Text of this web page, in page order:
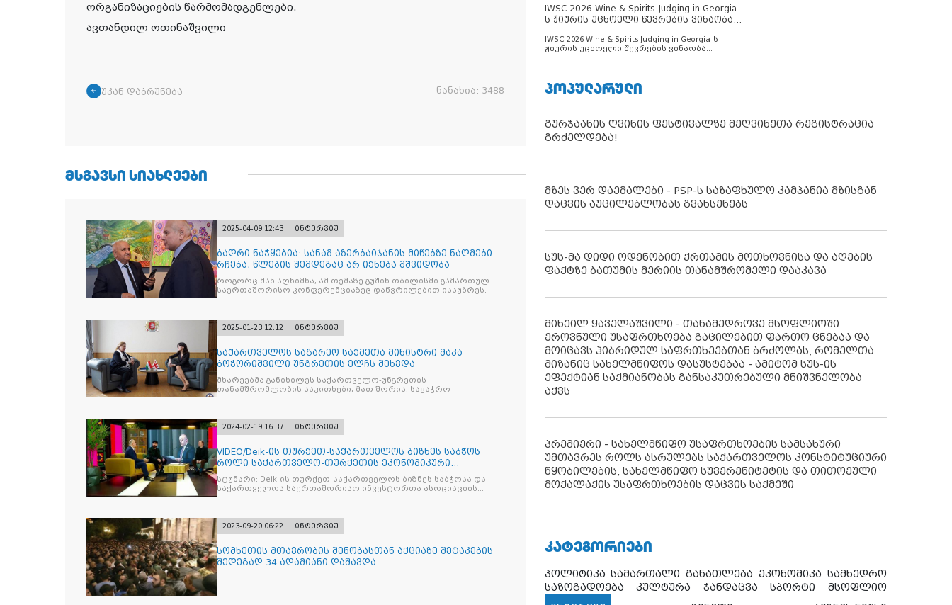
ორგანიზაციების წარმომადგენლები.
ავთანდილ ოთინაშვილი
უკან დაბრუნება ნანახია: 3488
ᲛᲡᲒᲐᲕᲡᲘ ᲡᲘᲐᲮᲚᲔᲔᲑᲘ
2025-04-09 12:43 ინტერვიუ
ბადრი ნაჭყებია: სანამ აზერბაიჯანის მიწებზე ნაღმები
რჩება, წლების შემდეგაც არ იქნება მშვიდობა
როგორც მან აღნიშნა, ამ თემაზე გუშინ თბილისში გამართულ
საერთაშორისო კონფერენციაზეც დაწვრილებით ისაუბრეს.
2025-01-23 12:12 ინტერვიუ
საქართველოს საგარეო საქმეთა მინისტრი მაკა
ბოჭორიშვილი უნგრეთის ელჩს შეხვდა
მხარეებმა განიხილეს საქართველო-უნგრეთის
თანამშრომლობის საკითხები, მათ შორის, სავაჭრო
2024-02-19 16:37 ინტერვიუ
VIDEO/Deik-ის თურქეთ-საქართველოს ბიზნეს საბჭოს
როლი საქართველო-თურქეთის ეკონომიკური
ურთიერთობების გა
სტუმარი: Deik-ის თურქეთ-საქართველოს ბიზნეს საბჭოსა და
საქართველოს საერთაშორისო ინვესტორთა ასოციაციის
2023-09-20 06:22 ინტერვიუ
სომხეთის მთავრობის შენობასთან აქციაზე შეტაკების
შედეგად 34 ადამიანი დაშავდა
IWSC 2026 Wine & Spirits Judging in Georgia-
ს ჟიურის უცხოელი წევრების ვინაობა
IWSC 2026 Wine & Spirits Judging in Georgia-ს
ჟიურის უცხოელი წევრების ვინაობა
ᲞᲝᲞᲣᲚᲐᲠᲣᲚᲘ
გურჯაანის ღვინის ფესტივალზე მეღვინეთა რეგისტრაცია
გრძელდება!
მზეს ვერ დაემალები - PSP-ს საზაფხულო კამპანია მზისგან
დაცვის აუცილებლობას გვახსენებს
სუს-მა დიდი ოდენობით ქრთამის მოთხოვნისა და აღების
ფაქტზე ბათუმის მერიის თანამშრომელი დააკავა
მიხეილ ყაველაშვილი - თანამედროვე მსოფლიოში
ეროვნული უსაფრთხოება გაცილებით ფართო ცნებაა და
მოიცავს ჰიბრიდულ საფრთხეებთან ბრძოლას, რომელთა
მიზანიც სახელმწიფოს დასუსტებაა - ამიტომ სუს-ის
ეფექტიან საქმიანობას განსაკუთრებული მნიშვნელობა
აქვს
პრემიერი - სახელმწიფო უსაფრთხოების სამსახური
უმთავრეს როლს ასრულებს საქართველოს კონსტიტუციური
წყობილების, სახელმწიფო სუვერენიტეტის და თითოეული
მოქალაქის უსაფრთხოების დაცვის საქმეში
ᲙᲐᲢᲔᲒᲝᲠᲘᲔᲑᲘ
პოლიტიკა სამართალი განათლება ეკონომიკა სამხედრო
საზოგადოება
კულტურა ჯანდაცვა სპორტი
მსოფლიო